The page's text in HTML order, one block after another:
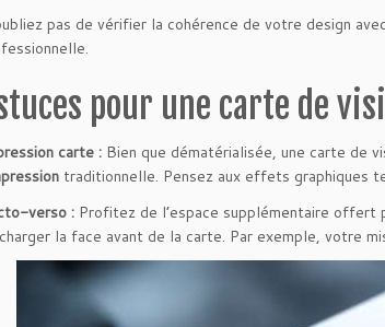
pas de vérifier la cohérence de votre design
pour une carte de
carte : Bien que dématérialisée, une carte de
traditionnelle. Pensez aux effets graphiques
verso : Profitez de l’espace supplémentaire
la face avant de la carte. Par exemple, votre